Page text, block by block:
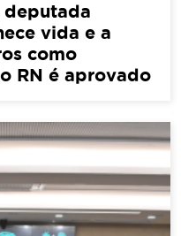
deputada
vida e a
como
RN é aprovado